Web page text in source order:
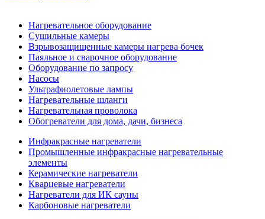
Нагревательное оборудование
Сушильные камеры
Взрывозащищенные камеры нагрева бочек
Паяльное и сварочное оборудование
Оборудование по запросу
Насосы
Ультрафиолетовые лампы
Нагревательные шланги
Нагревательная проволока
Обогреватели для дома, дачи, бизнеса
Инфракрасные нагреватели
Промышленные инфракрасные нагревательные
элементы
Керамические нагреватели
Кварцевые нагреватели
Нагреватели для ИК сауны
Карбоновые нагреватели